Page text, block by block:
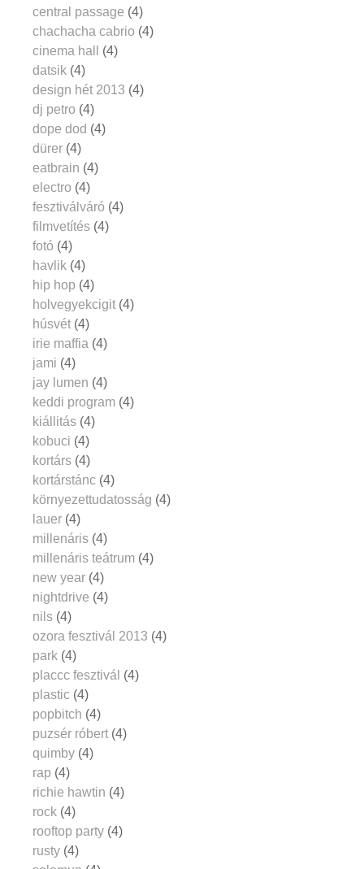
central passage (4)
chachacha cabrio (4)
cinema hall
(4)
datsik (4)
design hét 2013 (4)
dj petro (4)
dope dod (4)
dürer (4)
eatbrain (4)
electro (4)
fesztiválváró (4)
filmvetítés (4)
fotó (4)
havlik (4)
hip hop (4)
holvegyekcigit (4)
húsvét (4)
irie maffia (4)
jami (4)
jay lumen (4)
keddi program (4)
kiállitás (4)
kobuci (4)
kortárs (4)
kortárstánc (4)
környezettudatosság (4)
lauer (4)
millenáris (4)
millenáris teátrum (4)
new year (4)
nightdrive (4)
nils (4)
ozora fesztivál 2013 (4)
park (4)
placcc fesztivál (4)
plastic (4)
popbitch (4)
puzsér róbert (4)
quimby (4)
rap (4)
richie hawtin (4)
rock (4)
rooftop party (4)
rusty (4)